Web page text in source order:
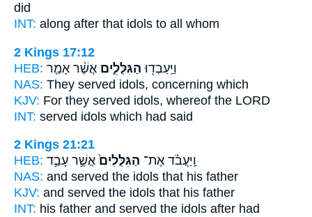
did
INT: along after that idols to all whom
2 Kings 17:12
HEB:
וַיַּֽעַבְד֖וּ הַגִּלֻּלִ֑ים אֲשֶׁ֨ר אָמַ֤ר
NAS: They served idols, concerning which
KJV: For they served idols, whereof the LORD
INT: served idols which had said
2 Kings 21:21
HEB:
וַֽיַּעֲבֹ֗ד אֶת־ הַגִּלֻּלִים֙ אֲשֶׁ֣ר עָבַ֣ד
NAS: and served the idols that his father
KJV: and served the idols that his father
INT: his father and served the idols after had